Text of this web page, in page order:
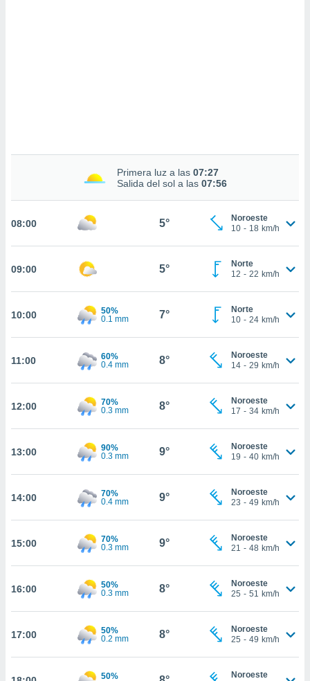
de
sitio
de que
sean
para
ni para
no
web a
Primera luz a las 07:27
Salida del sol a las 07:56
08:00 5°
Noroeste
10 - 18 km/h
09:00 5°
Norte
12 - 22 km/h
10:00
50%
0.1 mm
7°
Norte
10 - 24 km/h
11:00
60%
0.4 mm
8°
Noroeste
14 - 29 km/h
12:00
70%
0.3 mm
8°
Noroeste
17 - 34 km/h
13:00
90%
0.3 mm
9°
Noroeste
19 - 40 km/h
14:00
70%
0.4 mm
9°
Noroeste
23 - 49 km/h
15:00
70%
0.3 mm
9°
Noroeste
21 - 48 km/h
16:00
50%
0.3 mm
8°
Noroeste
25 - 51 km/h
17:00
50%
0.2 mm
8°
Noroeste
25 - 49 km/h
50%
Noroeste